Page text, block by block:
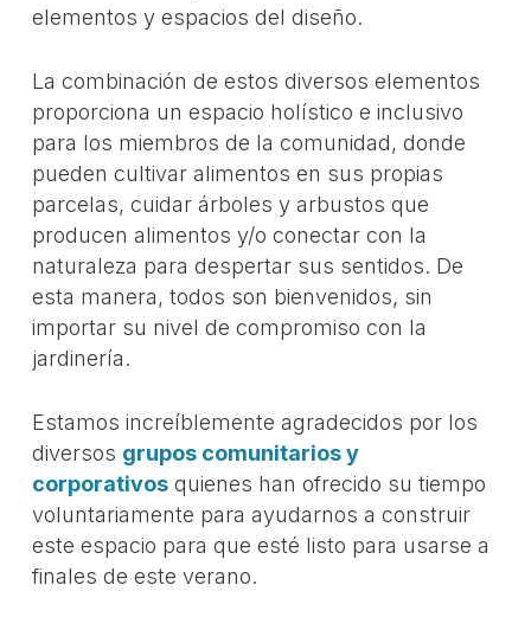
elementos y espacios del diseño.
La combinación de estos diversos elementos
proporciona un espacio holístico e inclusivo
para los miembros de la comunidad, donde
pueden cultivar alimentos en sus propias
parcelas, cuidar árboles y arbustos que
producen alimentos y/o conectar con la
naturaleza para despertar sus sentidos. De
esta manera, todos son bienvenidos, sin
importar su nivel de compromiso con la
jardinería.
Estamos increíblemente agradecidos por los
diversos grupos comunitarios y
corporativosquienes han ofrecido su tiempo
voluntariamente para ayudarnos a construir
este espacio para que esté listo para usarse a
finales de este verano.